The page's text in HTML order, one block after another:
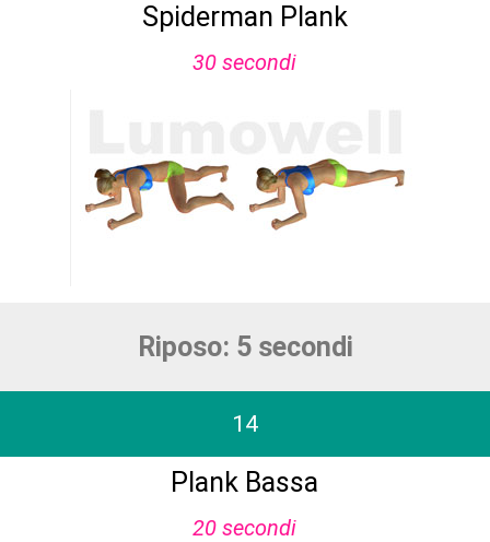
Spiderman Plank
30 secondi
Riposo: 5 secondi
14
Plank Bassa
20 secondi